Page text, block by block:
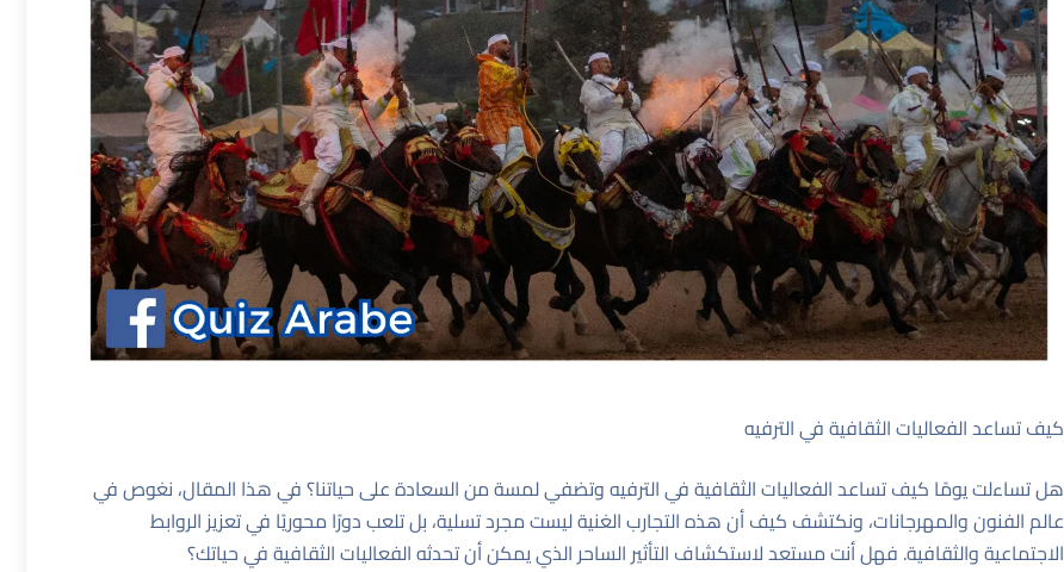
كيف تساعد الفعاليات الثقافية في الترفيه
هل تساءلت يومًا كيف تساعد الفعاليات الثقافية في الترفيه وتضفي لمسة من السعادة على حياتنا؟ في هذا المقال، نغوص في
عالم الفنون والمهرجانات، ونكتشف كيف أن هذه التجارب الغنية ليست مجرد تسلية، بل تلعب دورًا محوريًا في تعزيز الروابط
الاجتماعية والثقافية. فهل أنت مستعد لاستكشاف التأثير الساحر الذي يمكن أن تحدثه الفعاليات الثقافية في حياتك؟